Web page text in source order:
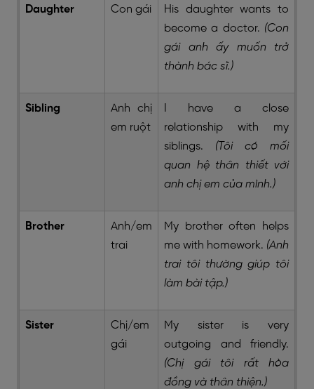
Daughter Con gái
His daughter wants to
become a doctor. (Con
gái anh ấy muốn trở
thành bác sĩ.)
Sibling
Anh chị
em ruột
I have a close
relationship with my
siblings. (Tôi có mối
quan hệ thân thiết với
anh chị em của mình.)
Brother
Anh/em
trai
My brother often helps
me with homework. (Anh
trai tôi thường giúp tôi
làm bài tập.)
Sister
Chị/em
gái
My sister is very
outgoing and friendly.
(Chị gái tôi rất hòa
đồng và thân thiện.)